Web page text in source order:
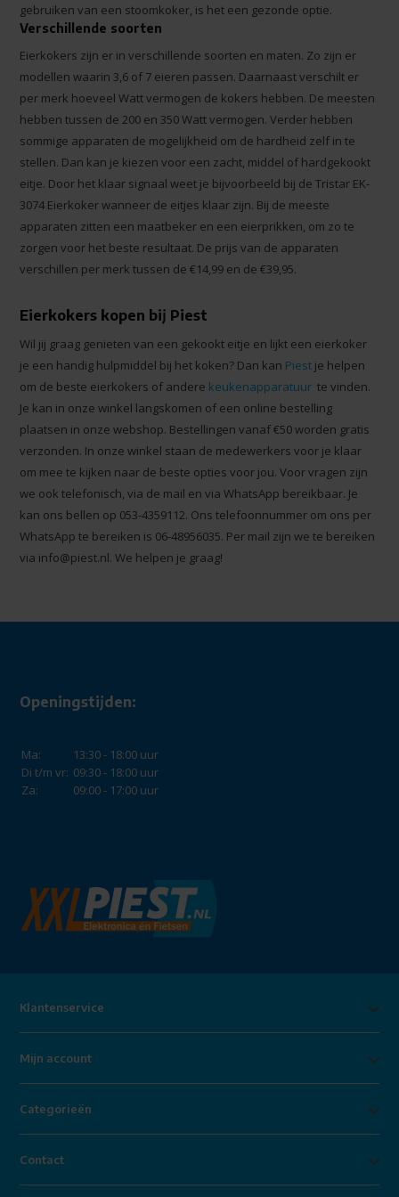
gebruiken van een stoomkoker, is het een gezonde optie.
Verschillende soorten
Eierkokers zijn er in verschillende soorten en maten. Zo zijn er
modellen waarin 3,6 of 7 eieren passen. Daarnaast verschilt er
per merk hoeveel Watt vermogen de kokers hebben. De meesten
hebben tussen de 200 en 350 Watt vermogen. Verder hebben
sommige apparaten de mogelijkheid om de hardheid zelf in te
stellen. Dan kan je kiezen voor een zacht, middel of hardgekookt
eitje. Door het klaar signaal weet je bijvoorbeeld bij de Tristar EK-
3074 Eierkoker wanneer de eitjes klaar zijn. Bij de meeste
apparaten zitten een maatbeker en een eierprikken, om zo te
zorgen voor het beste resultaat. De prijs van de apparaten
verschillen per merk tussen de €14,99 en de €39,95.
Eierkokers kopen bij Piest
Wil jij graag genieten van een gekookt eitje en lijkt een eierkoker
je een handig hulpmiddel bij het koken? Dan kan Piest je helpen
om de beste eierkokers of andere keukenapparatuur te vinden.
Je kan in onze winkel langskomen of een online bestelling
plaatsen in onze webshop. Bestellingen vanaf €50 worden gratis
verzonden. In onze winkel staan de medewerkers voor je klaar
om mee te kijken naar de beste opties voor jou. Voor vragen zijn
we ook telefonisch, via de mail en via WhatsApp bereikbaar. Je
kan ons bellen op 053-4359112. Ons telefoonnummer om ons per
WhatsApp te bereiken is 06-48956035. Per mail zijn we te bereiken
via info@piest.nl. We helpen je graag!
Openingstijden:
Ma:
13:30 - 18:00 uur
Di t/m vr: 09:30 - 18:00 uur
Za:
09:00 - 17:00 uur
Klantenservice
Mijn account
Categorieën
Contact